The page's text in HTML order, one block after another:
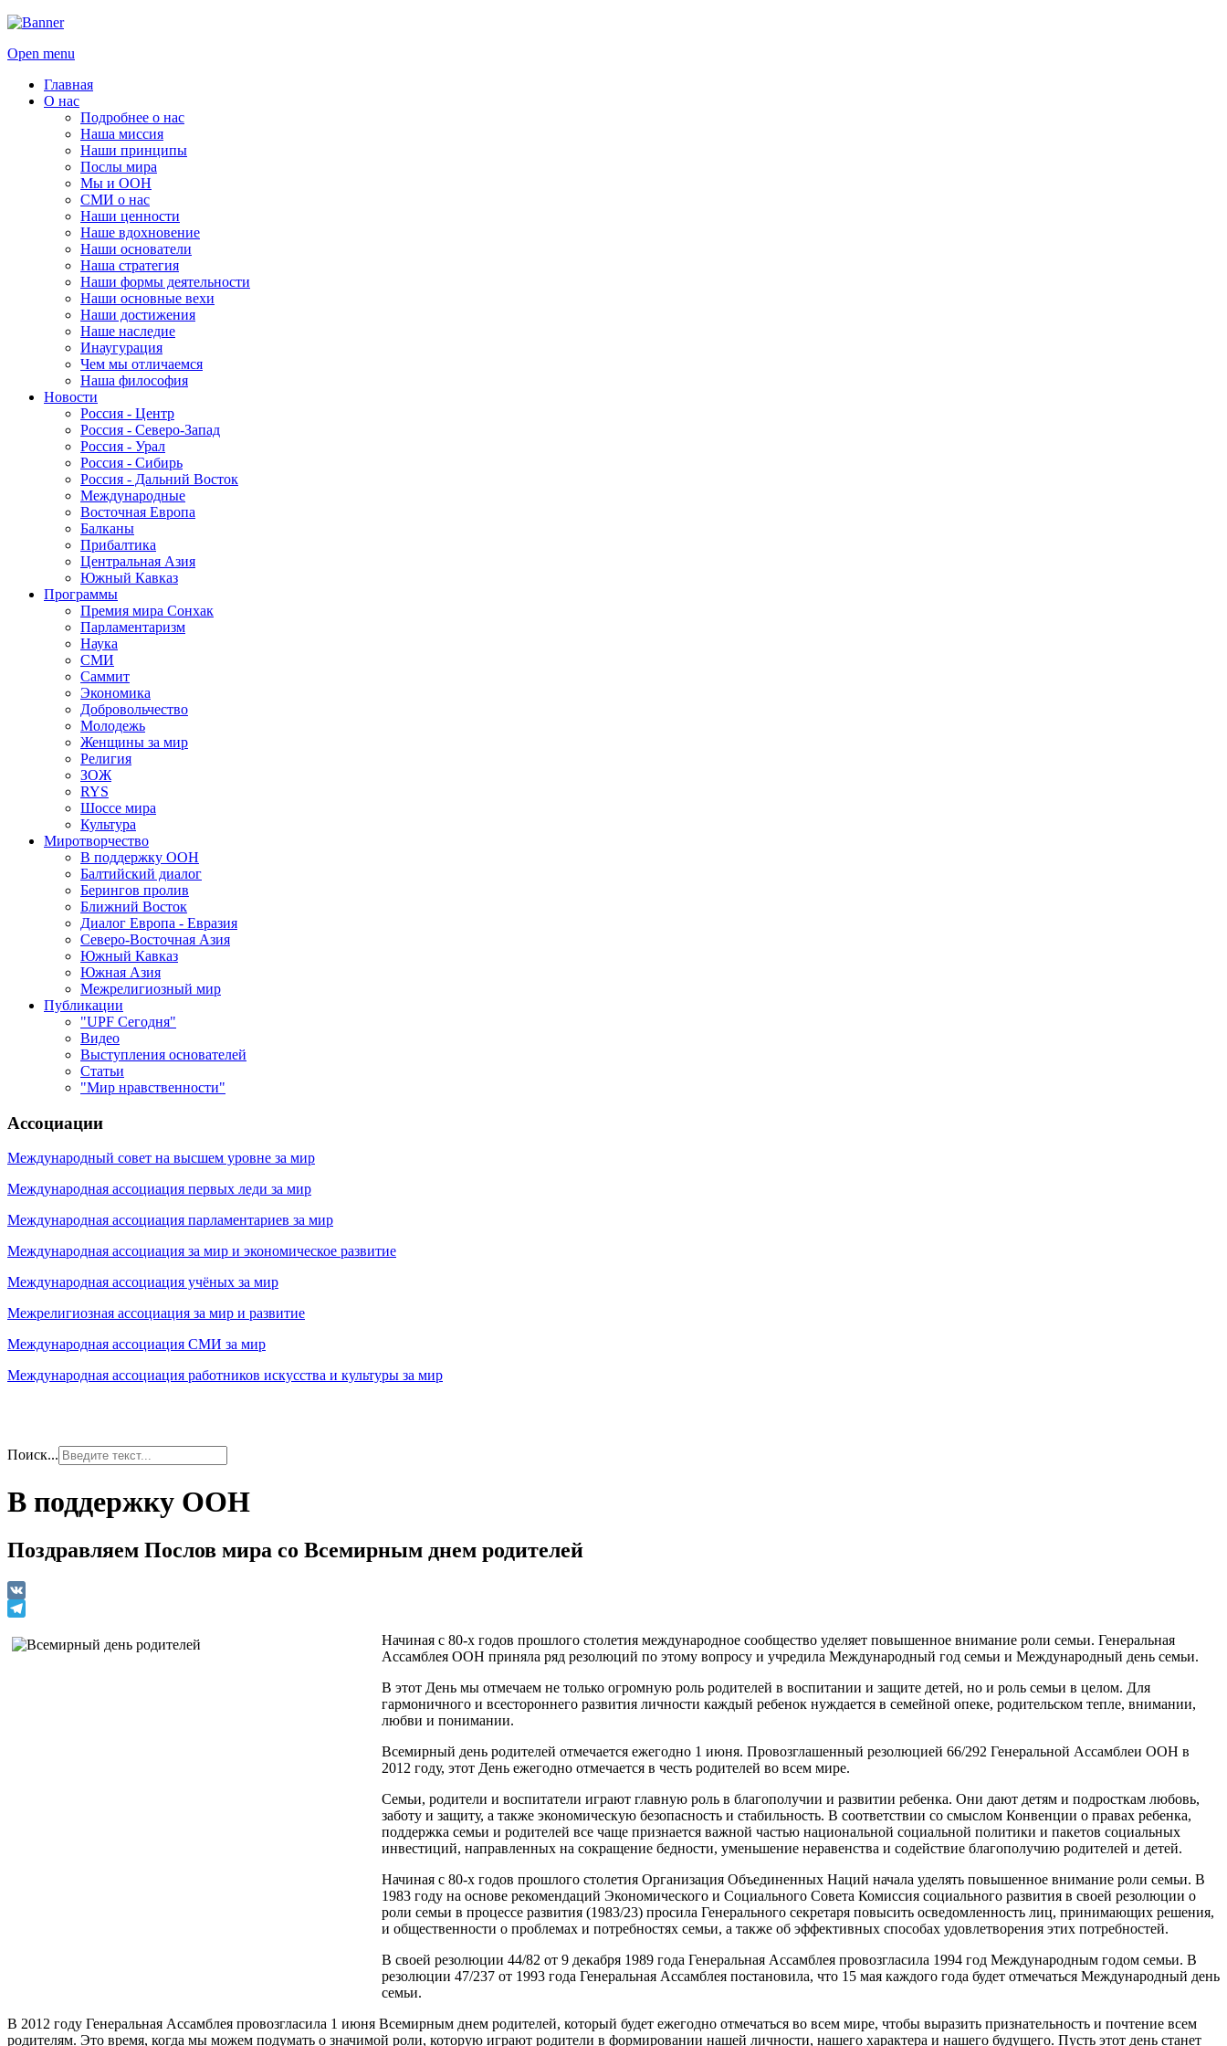
Open menu
Главная
О нас
Подробнее о нас
Наша миссия
Наши принципы
Послы мира
Мы и ООН
СМИ о нас
Наши ценности
Наше вдохновение
Наши основатели
Наша стратегия
Наши формы деятельности
Наши основные вехи
Наши достижения
Наше наследие
Инаугурация
Чем мы отличаемся
Наша философия
Новости
Россия - Центр
Россия - Северо-Запад
Россия - Урал
Россия - Сибирь
Россия - Дальний Восток
Международные
Восточная Европа
Балканы
Прибалтика
Центральная Азия
Южный Кавказ
Программы
Премия мира Сонхак
Парламентаризм
Наука
СМИ
Саммит
Экономика
Добровольчество
Молодежь
Женщины за мир
Религия
ЗОЖ
RYS
Шоссе мира
Культура
Миротворчество
В поддержку ООН
Балтийский диалог
Берингов пролив
Ближний Восток
Диалог Европа - Евразия
Северо-Восточная Азия
Южный Кавказ
Южная Азия
Межрелигиозный мир
Публикации
"UPF Сегодня"
Видео
Выступления основателей
Статьи
"Мир нравственности"
Ассоциации
Международный совет на высшем уровне за мир
Международная ассоциация первых леди за мир
Международная ассоциация парламентариев за мир
Международная ассоциация за мир и экономическое развитие
Международная ассоциация учёных за мир
Межрелигиозная ассоциация за мир и развитие
Международная ассоциация СМИ за мир
Международная ассоциация работников искусства и культуры за мир
Поиск...
В поддержку ООН
Поздравляем Послов мира со Всемирным днем родителей
VK
Начиная с 80-х годов прошлого столетия международное сообщество уделяет повышенное внимание роли семьи. Генеральная
Ассамблея ООН приняла ряд резолюций по этому вопросу и учредила Международный год семьи и Международный день семьи.
В этот День мы отмечаем не только огромную роль родителей в воспитании и защите детей, но и роль семьи в целом. Для
гармоничного и всестороннего развития личности каждый ребенок нуждается в семейной опеке, родительском тепле, внимании,
любви и понимании.
Всемирный день родителей отмечается ежегодно 1 июня. Провозглашенный резолюцией 66/292 Генеральной Ассамблеи ООН в
2012 году, этот День ежегодно отмечается в честь родителей во всем мире.
Семьи, родители и воспитатели играют главную роль в благополучии и развитии ребенка. Они дают детям и подросткам любовь,
заботу и защиту, а также экономическую безопасность и стабильность. В соответствии со смыслом Конвенции о правах ребенка,
поддержка семьи и родителей все чаще признается важной частью национальной социальной политики и пакетов социальных
инвестиций, направленных на сокращение бедности, уменьшение неравенства и содействие благополучию родителей и детей.
Начиная с 80-х годов прошлого столетия Организация Объединенных Наций начала уделять повышенное внимание роли семьи. В
1983 году на основе рекомендаций Экономического и Социального Совета Комиссия социального развития в своей резолюции о
роли семьи в процессе развития (1983/23) просила Генерального секретаря повысить осведомленность лиц, принимающих решения,
и общественности о проблемах и потребностях семьи, а также об эффективных способах удовлетворения этих потребностей.
В своей резолюции 44/82 от 9 декабря 1989 года Генеральная Ассамблея провозгласила 1994 год Международным годом семьи. В
резолюции 47/237 от 1993 года Генеральная Ассамблея постановила, что 15 мая каждого года будет отмечаться Международный день
семьи.
В 2012 году Генеральная Ассамблея провозгласила 1 июня Всемирным днем родителей, который будет ежегодно отмечаться во всем мире, чтобы выразить признательность и почтение всем
родителям. Это время, когда мы можем подумать о значимой роли, которую играют родители в формировании нашей личности, нашего характера и нашего будущего. Пусть этот день станет